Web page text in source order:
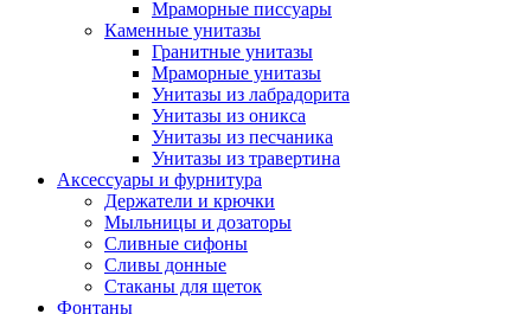
Мраморные писсуары
Каменные унитазы
Гранитные унитазы
Мраморные унитазы
Унитазы из лабрадорита
Унитазы из оникса
Унитазы из песчаника
Унитазы из травертина
Аксессуары и фурнитура
Держатели и крючки
Мыльницы и дозаторы
Сливные сифоны
Сливы донные
Стаканы для щеток
Фонтаны